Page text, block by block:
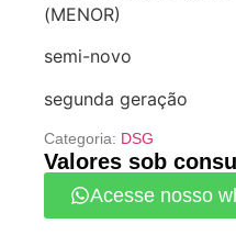
(MENOR)
semi-novo
segunda geração
Categoria: DSG
Valores sob
Acesse nosso